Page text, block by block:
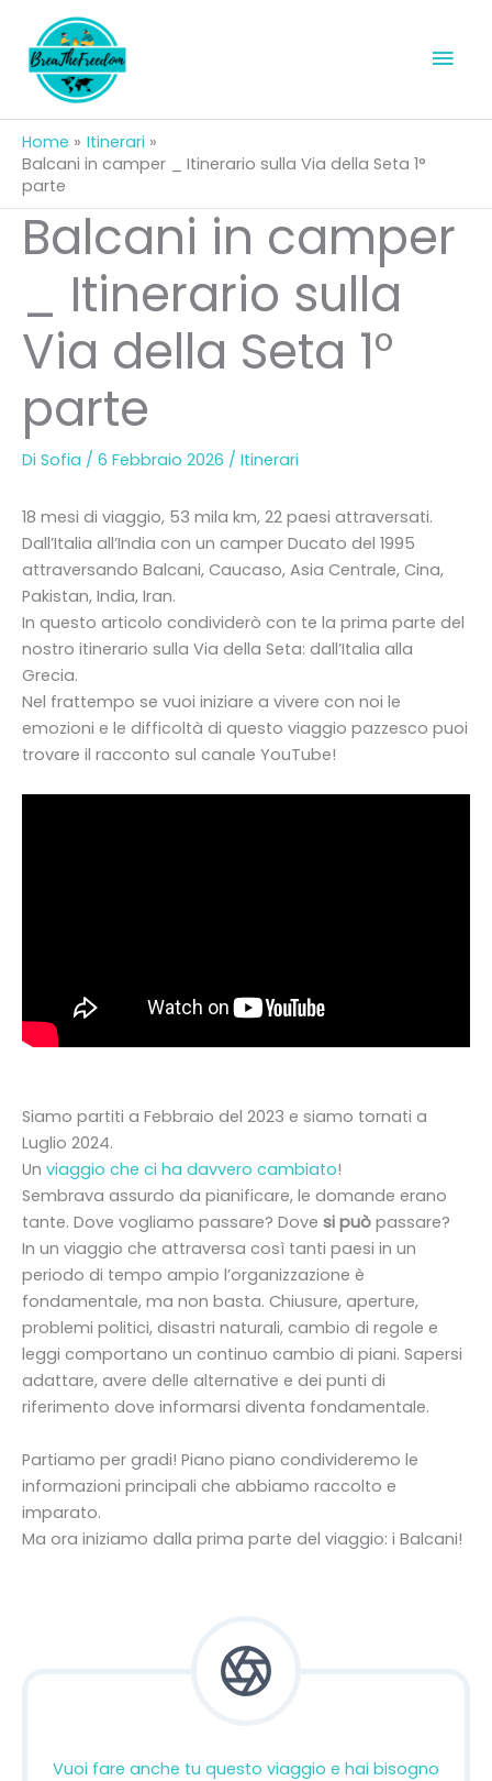
contenuto
Home
Itinerari
Balcani in camper _ Itinerario sulla Via della Seta 1°
parte
Balcani in camper
_ Itinerario sulla
Via della Seta 1°
parte
Di Sofia / 6 Febbraio 2026 / Itinerari
18 mesi di viaggio, 53 mila km, 22 paesi attraversati.
Dall’Italia all’India con un camper Ducato del 1995
attraversando Balcani, Caucaso, Asia Centrale, Cina,
Pakistan, India, Iran.
In questo articolo condividerò con te la prima parte del
nostro itinerario sulla Via della Seta: dall’Italia alla
Grecia.
Nel frattempo se vuoi iniziare a vivere con noi le
emozioni e le difficoltà di questo viaggio pazzesco puoi
trovare il racconto sul canale YouTube!
Siamo partiti a Febbraio del 2023 e siamo tornati a
Luglio 2024.
Un viaggio che ci ha davvero cambiato!
Sembrava assurdo da pianificare, le domande erano
tante. Dove vogliamo passare? Dove si può passare?
In un viaggio che attraversa così tanti paesi in un
periodo di tempo ampio l’organizzazione è
fondamentale, ma non basta. Chiusure, aperture,
problemi politici, disastri naturali, cambio di regole e
leggi comportano un continuo cambio di piani. Sapersi
adattare, avere delle alternative e dei punti di
riferimento dove informarsi diventa fondamentale.
Partiamo per gradi! Piano piano condivideremo le
informazioni principali che abbiamo raccolto e
imparato.
Ma ora iniziamo dalla prima parte del viaggio: i Balcani!
Vuoi fare anche tu questo viaggio e hai bisogno